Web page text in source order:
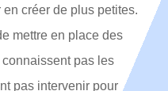
créer de plus petites.
mettre en place des
pas les
pas intervenir pour